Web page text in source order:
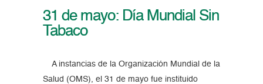
31 de mayo: Día Mundial Sin
Tabaco
A instancias de la Organización Mundial de la
Salud (OMS), el 31 de mayo fue instituido